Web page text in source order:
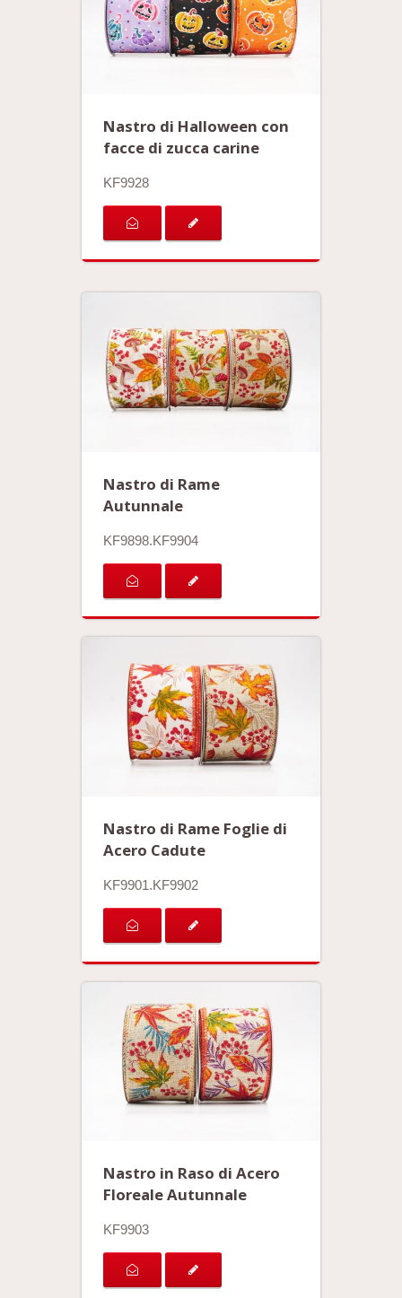
Nastro di Halloween con
facce di zucca carine
KF9928
Nastro di Rame
Autunnale
KF9898.KF9904
Nastro di Rame Foglie di
Acero Cadute
KF9901.KF9902
Nastro in Raso di Acero
Floreale Autunnale
KF9903